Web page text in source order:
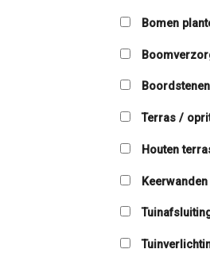
Bomen
Terras /
Houten
Keerwanden